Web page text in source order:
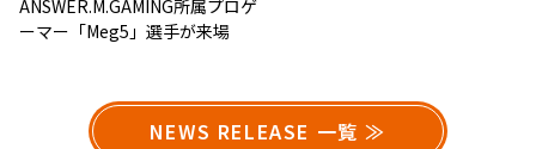
ANSWER.M.GAMING所属プロゲ
ーマー「Meg5」選手が来場
NEWS RELEASE 一覧 ≫